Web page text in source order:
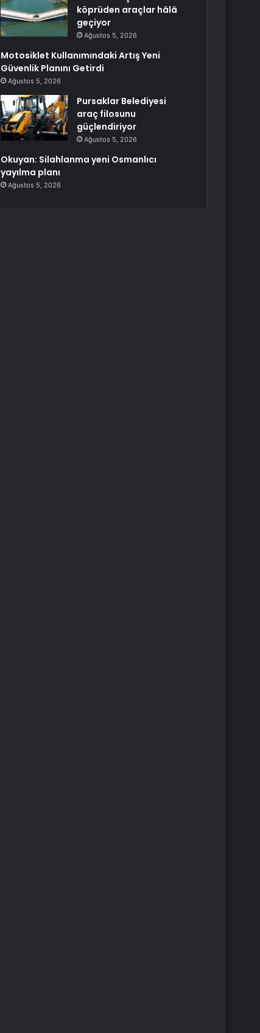
köprüden araçlar hâlâ
geçiyor
Ağustos 5, 2026
Motosiklet Kullanımındaki Artış Yeni
Güvenlik Planını Getirdi
Ağustos 5, 2026
Pursaklar Belediyesi
araç filosunu
güçlendiriyor
Ağustos 5, 2026
Okuyan: Silahlanma yeni Osmanlıcı
yayılma planı
Ağustos 5, 2026